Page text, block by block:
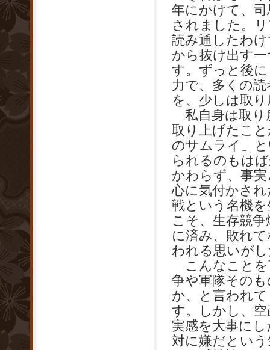
年にかけて、
されました。
読み通したわ
から抜け出す
す。ずっと後
力で、多くの
を、少しは取
私自身は取り
取り上げたこ
のサムライ」
られるのもは
かわらず、事
心に気付かさ
戦という名機
こそ、生存競
に済み、敗れ
われる思いが
こんなことを
争や軍隊その
か、と言われ
す。しかし、
実感を大事に
対に嫌だとい